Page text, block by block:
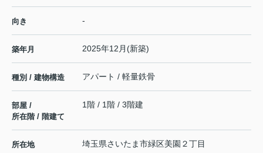
向き -
築年月 2025年12月(新築)
種別 / 建物構造 アパート / 軽量鉄骨
部屋 /
所在階 / 階建て
1階 / 1階 / 3階建
所在地 埼玉県さいたま市緑区美園 ２丁目